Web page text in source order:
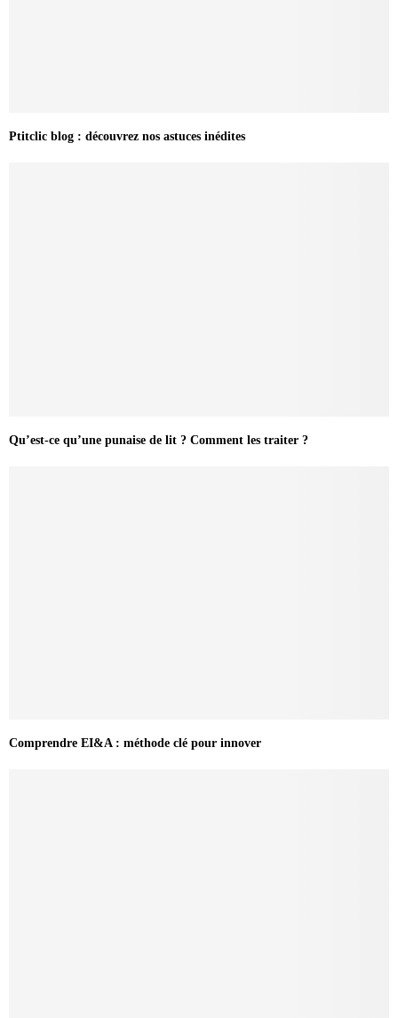
Ptitclic blog : découvrez nos astuces inédites
Qu’est-ce qu’une punaise de lit ? Comment les traiter ?
Comprendre EI&A : méthode clé pour innover